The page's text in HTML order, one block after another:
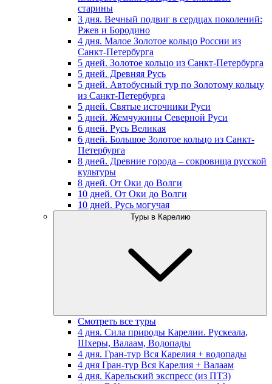
старины
3 дня. Вечный подвиг в сердцах поколений:
Ржев и Бородино
4 дня. Малое Золотое кольцо России из
Санкт-Петербурга
5 дней. Золотое кольцо из Санкт-Петербурга
5 дней. Древняя Русь
5 дней. Автобусный тур по Золотому кольцу
из Санкт-Петербурга
5 дней. Святые источники Руси
5 дней. Жемчужины Северной Руси
6 дней. Русь Великая
6 дней. Большое Золотое кольцо из Санкт-
Петербурга
8 дней. Древние города – сокровища русской
культуры
8 дней. От Оки до Волги
10 дней. От Оки до Волги
10 дней. Русь могучая
Туры в Карелию
Смотреть все туры
4 дня. Сила природы Карелии. Рускеала,
Шхеры, Валаам, Водопады
4 дня. Гран-тур Вся Карелия + водопады
4 дня Гран-тур Вся Карелия + Валаам
4 дня. Карельский экспресс (из ПТЗ)